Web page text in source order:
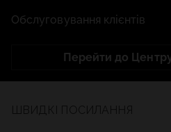
Обслуговування клієнтів
Перейти до